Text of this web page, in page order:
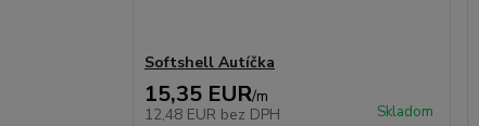
Softshell Autíčka
15,35 EUR/m
12,48 EUR bez DPH Skladom